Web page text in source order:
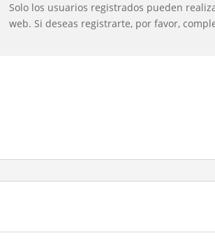
Solo los usuarios registrados pueden
web. Si deseas registrarte, por favor,